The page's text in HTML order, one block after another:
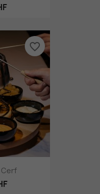
Cerf
favorite_border